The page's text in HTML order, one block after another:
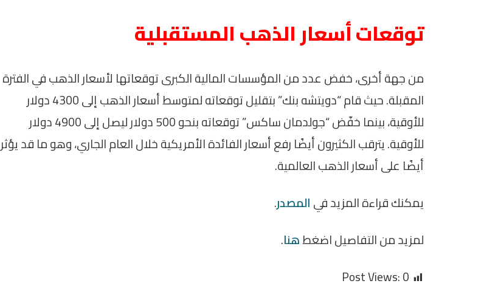
توقعات أسعار الذهب المستقبلية
من جهة أخرى، خفض عدد من المؤسسات المالية الكبرى توقعاتها لأسعار الذهب في الفترة
المقبلة. حيث قام “دويتشه بنك” بتقليل توقعاته لمتوسط أسعار الذهب إلى 4300 دولار
للأوقية، بينما خفّض “جولدمان ساكس” توقعاته بنحو 500 دولار ليصل إلى 4900 دولار
للأوقية. يترقب الكثيرون أيضًا رفع أسعار الفائدة الأمريكية خلال العام الجاري، وهو ما قد يؤثر
أيضًا على أسعار الذهب العالمية.
يمكنك قراءة المزيد فيالمصدر.
لمزيد من التفاصيل اضغطهنا.
Post Views:0